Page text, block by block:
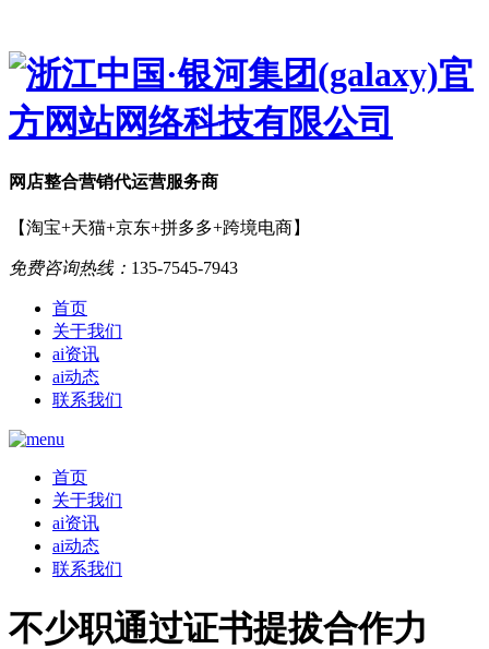
网店整合营销代运营服务商
【淘宝+天猫+京东+拼多多+跨境电商】
免费咨询热线： 135-7545-7943
首页
关于我们
ai资讯
ai动态
联系我们
首页
关于我们
ai资讯
ai动态
联系我们
不少职通过证书提拔合作力